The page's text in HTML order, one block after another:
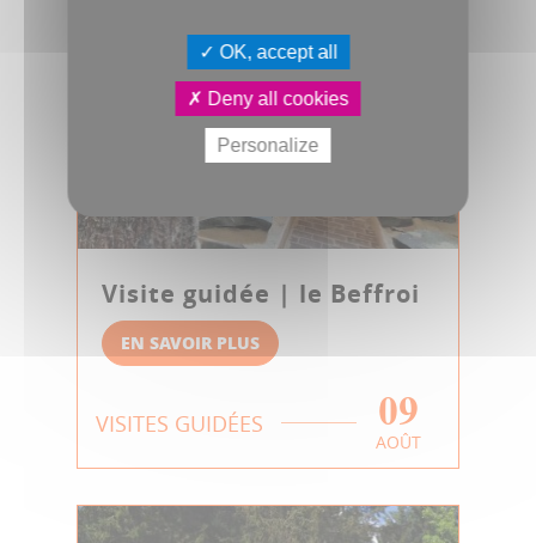
Visite guidée | le Beffroi
EN SAVOIR PLUS
VISITES GUIDÉES 09
AOÛT
OK, accept all
Deny all cookies
Personalize